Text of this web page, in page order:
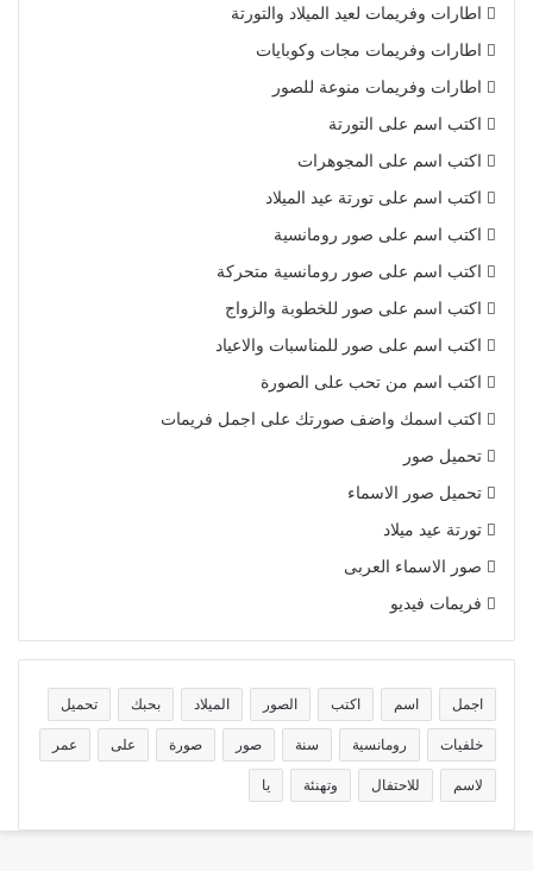
اطارات وفريمات لعيد الميلاد والتورتة
اطارات وفريمات مجات وكوبايات
اطارات وفريمات منوعة للصور
اكتب اسم على التورتة
اكتب اسم على المجوهرات
اكتب اسم على تورتة عيد الميلاد
اكتب اسم على صور رومانسية
اكتب اسم على صور رومانسية متحركة
اكتب اسم على صور للخطوبة والزواج
اكتب اسم على صور للمناسبات والاعياد
اكتب اسم من تحب على الصورة
اكتب اسمك واضف صورتك على اجمل فريمات
تحميل صور
تحميل صور الاسماء
تورتة عيد ميلاد
صور الاسماء العربى
فريمات فيديو
اجمل اسم اكتب الصور الميلاد بحبك تحميل
خلفيات رومانسية سنة صور صورة على عمر
لاسم للاحتفال وتهنئة يا